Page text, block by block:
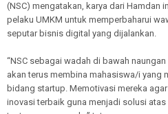
(NSC) mengatakan, karya dari Hamdan
pelaku UMKM untuk memperbaharui
seputar bisnis digital yang dijalankan.
“NSC sebagai wadah di bawah
akan terus membina mahasiswa/i yang
bidang startup. Memotivasi mereka
inovasi terbaik guna menjadi solusi